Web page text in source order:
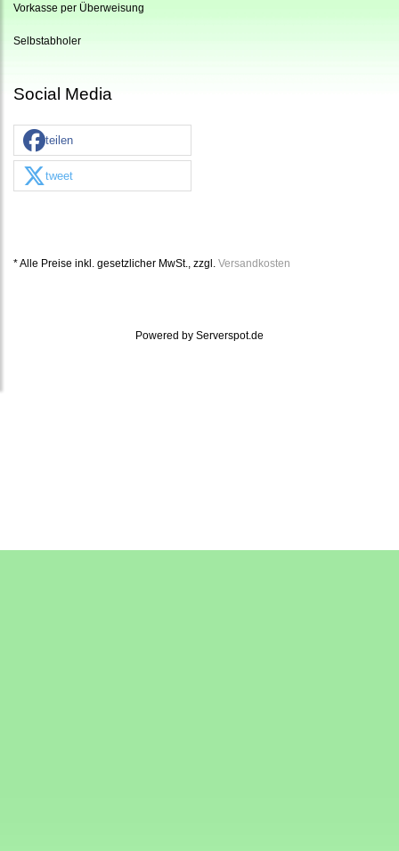
Vorkasse per Überweisung
Selbstabholer
Social Media
teilen
tweet
* Alle Preise inkl. gesetzlicher MwSt., zzgl. Versandkosten
Powered by Serverspot.de